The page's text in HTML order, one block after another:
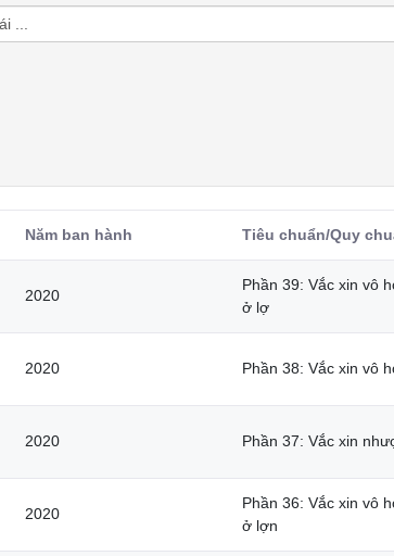
Năm ban hành Tiêu chuẩn/Quy
2020
Phần 39: Vắc xin vô
ở lợ
2020 Phần 38: Vắc xin vô
2020 Phần 37: Vắc xin
2020
Phần 36: Vắc xin vô
ở lợn